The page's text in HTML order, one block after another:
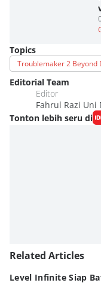
Topics
Troublemaker 2 Beyond
Editorial Team
Editor
Fahrul Razi
Tonton lebih seru di
Related Articles
Level Infinite Siap